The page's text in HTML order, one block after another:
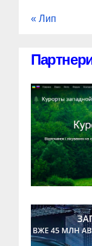
« Лип